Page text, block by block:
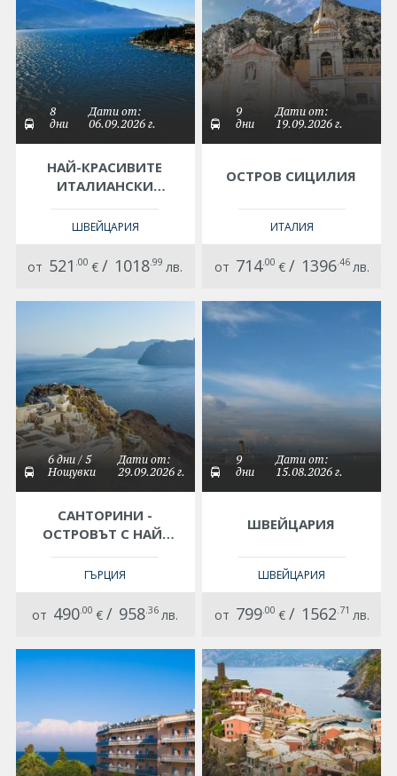
8
дни
Дати от:
06.09.2026 г.
НАЙ-КРАСИВИТЕ
ИТАЛИАНСКИ
ШВЕЙЦАРИЯ
от 521 .00 €/ 1018 .99 лв.
9
дни
Дати от:
19.09.2026 г.
ОСТРОВ СИЦИЛИЯ
ИТАЛИЯ
от 714 .00 € / 1396 .46 лв.
6 дни / 5
Нощувки
Дати от:
29.09.2026 г.
САНТОРИНИ -
ОСТРОВЪТ С НАЙ-
ГЪРЦИЯ
от 490 .00 €/ 958 .36 лв.
9
дни
Дати от:
15.08.2026 г.
ШВЕЙЦАРИЯ
ШВЕЙЦАРИЯ
от 799.00 € / 1562 .71 лв.